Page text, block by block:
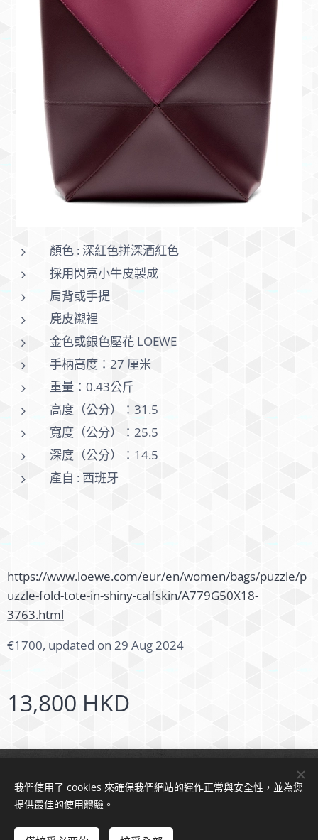
顏色 : 深紅色拼深酒紅色
採用閃亮小牛皮製成
肩背或手提
麂皮襯裡
金色或銀色壓花 LOEWE
手柄高度：27 厘米
重量：0.43公斤
高度（公分）：31.5
寬度（公分）：25.5
深度（公分）：14.5
產自 : 西班牙
https://www.loewe.com/eur/en/women/bags/puzzle/p
uzzle-fold-tote-in-shiny-calfskin/A779G50X18-
3763.html
€1700, updated on 29 Aug 2024
13,800 HKD
Cookies
我們使用了 cookies 來確保我們網站的運作正常與安全性，並為您
提供最佳的使用體驗。